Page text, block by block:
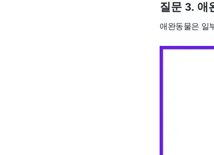
질문 3. 애
애완동물은 일